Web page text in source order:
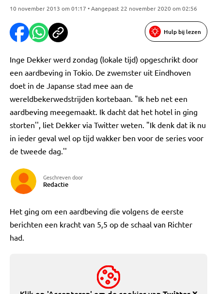
10 november 2013 om 01:17 • Aangepast 22 november 2020 om 02:56
Hulp bij lezen
Inge Dekker werd zondag (lokale tijd) opgeschrikt door
een aardbeving in Tokio. De zwemster uit Eindhoven
doet in de Japanse stad mee aan de
wereldbekerwedstrijden kortebaan. "Ik heb net een
aardbeving meegemaakt. Ik dacht dat het hotel in ging
storten'', liet Dekker via Twitter weten. "Ik denk dat ik nu
in ieder geval wel op tijd wakker ben voor de series voor
de tweede dag.''
Geschreven door
Redactie
Het ging om een aardbeving die volgens de eerste
berichten een kracht van 5,5 op de schaal van Richter
had.